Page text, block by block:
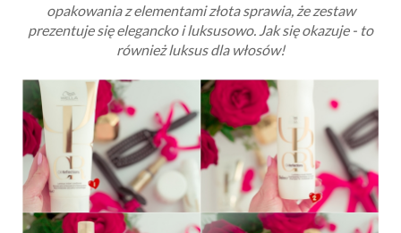
opakowania z elementami złota sprawia, że zestaw
prezentuje się elegancko i luksusowo. Jak się okazuje - to
również luksus dla włosów!